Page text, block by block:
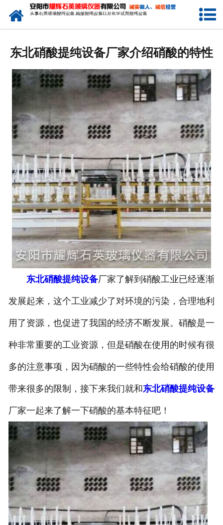
网站首页
产品中心
工程业绩
发货展示
联系我们
东北硝酸提纯设备厂家介绍硝酸的特性
东北硝酸提纯设备厂家了解到硝酸工业已经逐渐
发展起来，这个工业减少了对环境的污染，合理地利
用了资源，也促进了我国的经济不断发展。硝酸是一
种非常重要的工业资源，但是硝酸在使用的时候有很
多的注意事项，因为硝酸的一些特性会给硝酸的使用
带来很多的限制，接下来我们就和东北硝酸提纯设备
厂家一起来了解一下硝酸的基本特征吧！